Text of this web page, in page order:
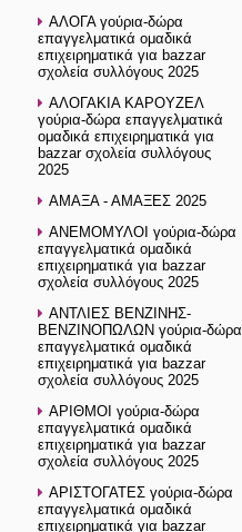
ΑΛΟΓΑ γούρια-δώρα
επαγγελματικά ομαδικά
επιχειρηματικά για bazzar
σχολεία συλλόγους 2025
ΑΛΟΓΑΚΙΑ ΚΑΡΟΥΖΕΛ
γούρια-δώρα επαγγελματικά
ομαδικά επιχειρηματικά για
bazzar σχολεία συλλόγους
2025
ΑΜΑΞΑ - ΑΜΑΞΕΣ 2025
ΑΝΕΜΟΜΥΛΟΙ γούρια-δώρα
επαγγελματικά ομαδικά
επιχειρηματικά για bazzar
σχολεία συλλόγους 2025
ΑΝΤΛΙΕΣ ΒΕΝΖΙΝΗΣ-
ΒΕΝΖΙΝΟΠΩΛΩΝ γούρια-δώρα
επαγγελματικά ομαδικά
επιχειρηματικά για bazzar
σχολεία συλλόγους 2025
ΑΡΙΘΜΟΙ γούρια-δώρα
επαγγελματικά ομαδικά
επιχειρηματικά για bazzar
σχολεία συλλόγους 2025
ΑΡΙΣΤΟΓΑΤΕΣ γούρια-δώρα
επαγγελματικά ομαδικά
επιχειρηματικά για bazzar